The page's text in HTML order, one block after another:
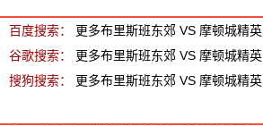
百度搜索：
更多布里斯班东郊 VS 摩顿城精英
谷歌搜索：
更多布里斯班东郊 VS 摩顿城精英
搜狗搜索：
更多布里斯班东郊 VS 摩顿城精英